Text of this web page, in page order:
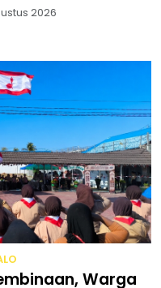
2026
Warga